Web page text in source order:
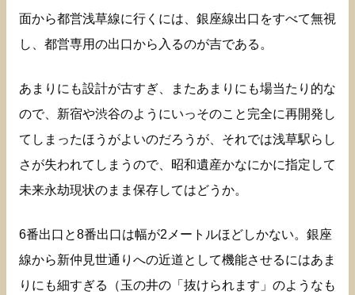
面から都営浅草線に行くには、銀座線出口をすべて無視
し、都営専用の出口から入るのが吉である。
あまりにも設計が古すぎ、またあまりにも場当たり的な
ので、新宿や渋谷のようにいっそのこと完全に再開発し
てしまったほうがよいのだろうが、それでは浅草駅らし
さが失われてしまうので、昭和遺産かなにかに指定して
未来永劫現状のまま保存してはどうか。
6番出口と8番出口は幅が2メートルほどしかない。銀座
線から新仲見世通りへの近道として機能させるにはあま
りにも細すぎる（玉の井の「抜けられます」のようなも